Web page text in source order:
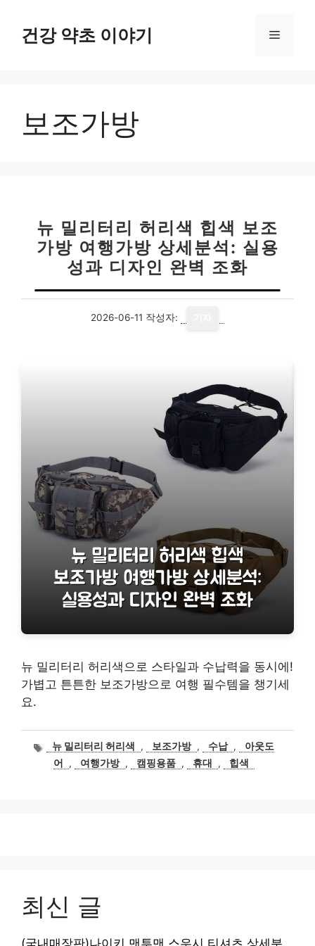
건강 약초 이야기 메
보조가방
뉴 밀리터리 허리색 힙색 보조
가방 여행가방 상세분석: 실용
성과 디자인 완벽 조화
2026-06-11 작성자:
뉴 밀리터리 허리색으로 스타일과 수납력을 동시에!
가볍고 튼튼한 보조가방으로 여행 필수템을 챙기세
요.
태
그
뉴 밀리터리 허리색 , 보조가방 , 수납 ,
아웃도
어
, 여행가방 , 캠핑용품 , 휴대 , 힙색
최신 글